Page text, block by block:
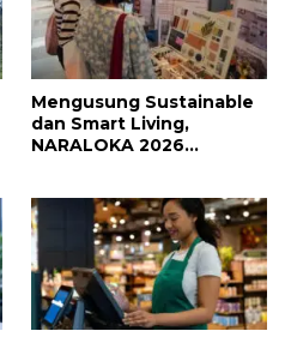
Mengusung Sustainable
dan Smart Living,
NARALOKA 2026
@Malang